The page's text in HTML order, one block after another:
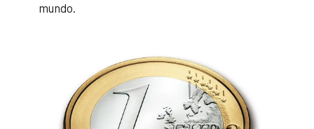
mundo.